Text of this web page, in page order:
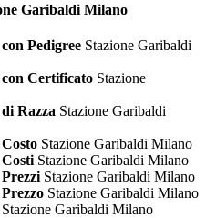
Garibaldi Milano
Pedigree Stazione Garibaldi
Certificato Stazione
Razza Stazione Garibaldi
Stazione Garibaldi Milano
Stazione Garibaldi Milano
Stazione Garibaldi Milano
Stazione Garibaldi Milano
Stazione Garibaldi Milano